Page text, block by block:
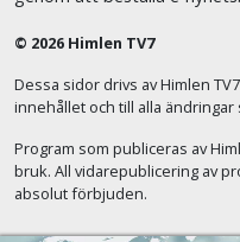
© 2026 Himlen TV7
Dessa sidor drivs av Himlen
innehållet och till alla ändringar
Program som publiceras av
bruk. All vidarepublicering av
absolut förbjuden.